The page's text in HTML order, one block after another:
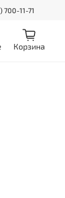
700-11-71
Корзина